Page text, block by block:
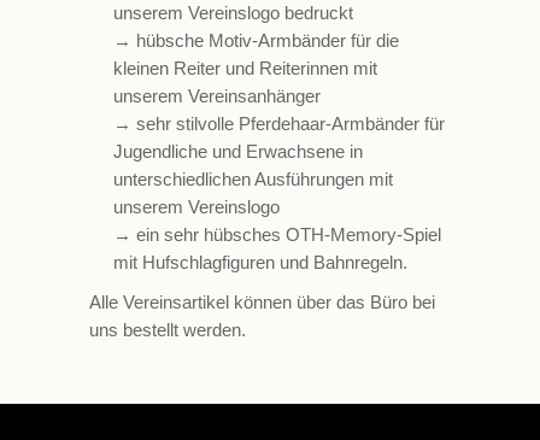
unserem Vereinslogo bedruckt
→ hübsche Motiv-Armbänder für die
kleinen Reiter und Reiterinnen mit
unserem Vereinsanhänger
→ sehr stilvolle Pferdehaar-Armbänder für
Jugendliche und Erwachsene in
unterschiedlichen Ausführungen mit
unserem Vereinslogo
→ ein sehr hübsches OTH-Memory-Spiel
mit Hufschlagfiguren und Bahnregeln.
Alle Vereinsartikel können über das Büro bei
uns bestellt werden.